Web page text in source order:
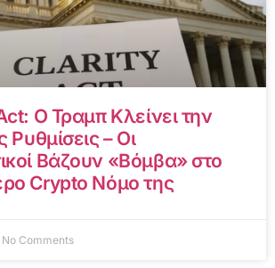
Ο Τραμπ Κλείνει την
Ρυθμίσεις – Οι
Βάζουν «Βόμβα» στο
Crypto Νόμο της
No Comments